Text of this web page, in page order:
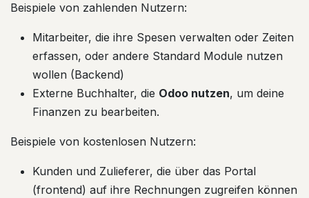
Beispiele von zahlenden Nutzern:
Mitarbeiter, die ihre Spesen verwalten oder Zeiten
erfassen, oder andere Standard Module nutzen
wollen (Backend)
Externe Buchhalter, die Odoo nutzen, um deine
Finanzen zu bearbeiten.
Beispiele von kostenlosen Nutzern:
Kunden und Zulieferer, die über das Portal
(frontend) auf ihre Rechnungen zugreifen können